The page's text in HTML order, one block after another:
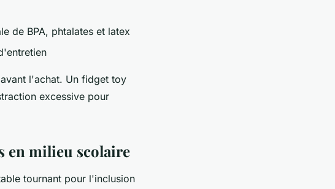
de BPA, phtalates et latex
l'achat. Un fidget toy
excessive pour
en milieu scolaire
tournant pour l'inclusion